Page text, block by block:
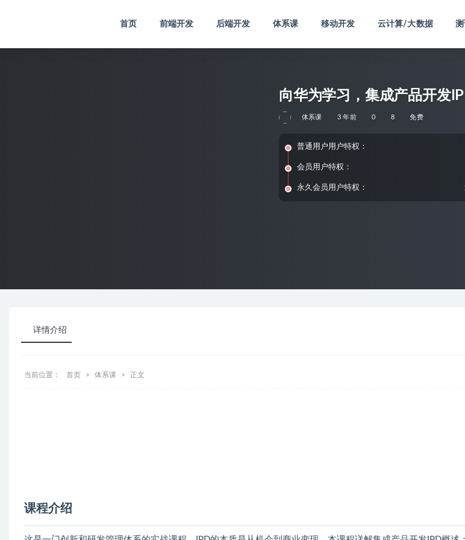
首页 前端开发 后端开发 体系课 移动开发 云计算/大数据
向华为学习，集成产品开发
体系课 3 年前 0 8 免费
普通用户用户特权：
会员用户特权：
永久会员用户特权：
详情介绍
当前位置： 首页 体系课 正文
课程介绍